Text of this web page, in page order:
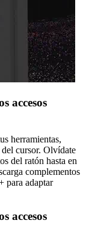
accesos
herramientas,
cursor. Olvídate
del ratón hasta en
complementos
para adaptar
accesos